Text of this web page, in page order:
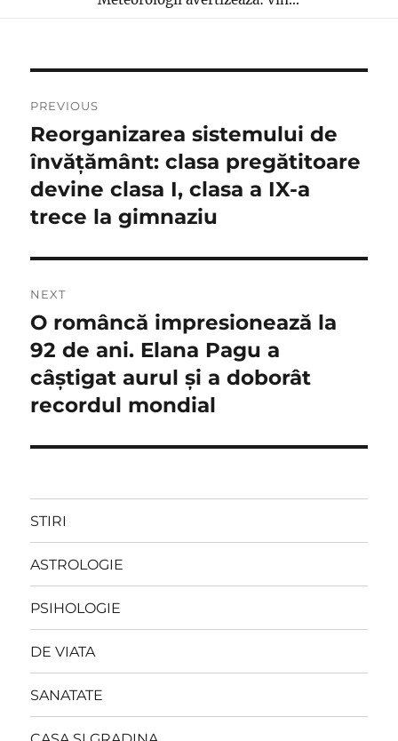
în
articole
PREVIOUS
Previous
post:
Reorganizarea sistemului de
învățământ: clasa pregătitoare
devine clasa I, clasa a IX-a
trece la gimnaziu
NEXT
Next
post:
O româncă impresionează la
92 de ani. Elana Pagu a
câștigat aurul și a doborât
recordul mondial
STIRI
ASTROLOGIE
PSIHOLOGIE
DE VIATA
SANATATE